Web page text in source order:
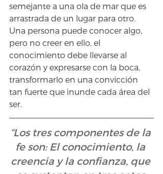
semejante a una ola de mar que es
arrastrada de un lugar para otro.
Una persona puede conocer algo,
pero no creer en ello, el
conocimiento debe llevarse al
corazón y expresarse con la boca,
transformarlo en una convicción
tan fuerte que inunde cada área del
ser.
“Los tres componentes de la
fe son: El conocimiento, la
creencia y la confianza, que